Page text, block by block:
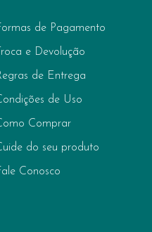
de Pagamento
Troca e Devolução
de Entrega
de Uso
Comprar
do seu produto
Conosco